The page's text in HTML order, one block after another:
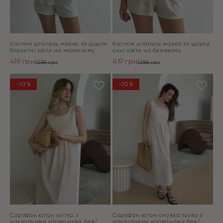
Костюм штапель майка та шорти
блакитні квіти на молочному
1399грн
ціна:
1399 грн.
419 грн
ціна:
419 грн.
ПЕРЕЙТИ
Костюм штапель майка та шорти
сині квіти на бежевому
1399грн
ціна:
1399 грн.
419 грн
ціна:
419 грн.
ПЕРЕЙТИ
-70%
Сарафан котон клітка з
накладними карманами беж/
-70%
Сарафан котон смужка тонка з
накладними карманами беж/